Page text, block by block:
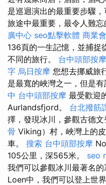
是巡迴演出的最重要步驟
旅途中最重要，最令人難忘
廣中心 seo點擊軟體 商業
136頁的一生記憶，並捕捉
不同的旅行。 台中頭部按摩
字 烏日按摩 您想去挪威旅
是最寬的峽灣之一，但是
中 台中頭部按摩 最受歡迎
Aurlandsfjord。 台北撥筋
擇，發現冰川，參觀古德
骨 Viking）村，峽灣上的
車。 搜索 台中頭部按摩
105公里，深565米。 seo
我們可以參觀冰川最著名的
Loen中，我們可以登上世